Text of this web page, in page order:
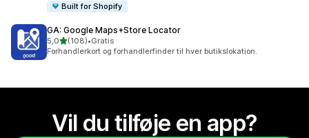
Built for Shopify
GA: Google Maps+Store Locator
5,0ud af 5 stjerner
(108)
108 anmeldelser i alt
•Gratis
Forhandlerkort og forhandlerfinder til hver butikslokation.
Vil du tilføje en app?